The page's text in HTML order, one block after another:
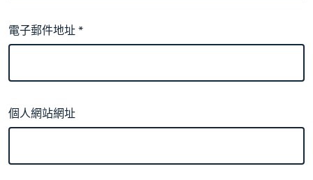
電子郵件地址*
個人網站網址